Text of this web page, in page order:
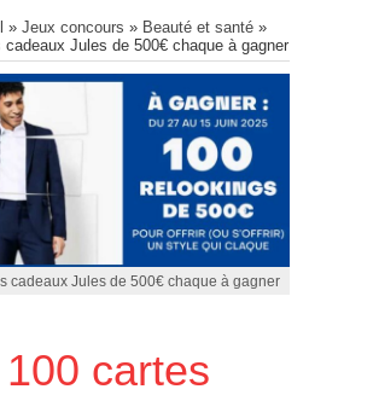
» Jeux concours » Beauté et santé »
cadeaux Jules de 500€ chaque à gagner
cadeaux Jules de 500€ chaque à gagner
100 cartes